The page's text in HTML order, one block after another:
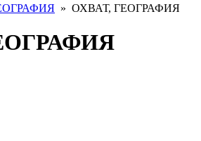
» ОХВАТ, ГЕОГРАФИЯ